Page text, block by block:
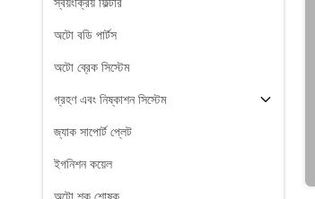
অটো বডি পার্টস
অটো ব্রেক সিস্টেম
গ্রহণ এবং নিষ্কাশন সিস্টেম
জ্যাক সাপোর্ট প্লেট
ইগনিশন কয়েল